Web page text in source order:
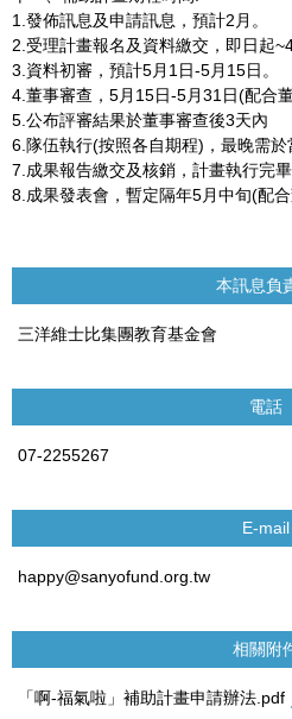
1.發佈訊息及申請訊息，預計2月。
2.受理計畫報名及資料繳交，即日起~4
3.資料初審，預計5月1日-5月15日。
4.董事審查，5月15日-5月31日(配合
5.公布評審結果於董事審查後3天內
6.隊伍執行(按照各自期程)，最晚需
7.成果報告繳交及核銷，計畫執行完畢
8.成果發表會，暫定隔年5月中旬(配合
本訊息負
三洋維士比集團教育基金會
電話
07-2255267
E-mail
happy@sanyofund.org.tw
相關附
「啊-福氣啦」補助計畫申請辦法.pdf